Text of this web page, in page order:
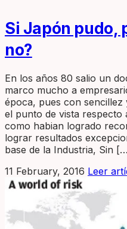
Si Japón pudo,
no?
En los años 80 salio un
marco mucho a
época, pues con
el punto de vista respecto
como habian logrado
lograr resultados
base de la Industria, Sin
11 February, 2016 Leer